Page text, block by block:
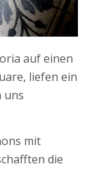
auf einen
liefen ein
uns
mit
die